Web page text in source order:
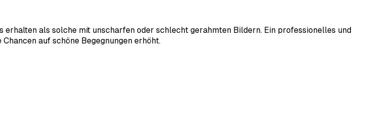
als solche mit unscharfen oder schlecht gerahmten Bildern. Ein professionelles und
auf schöne Begegnungen erhöht.